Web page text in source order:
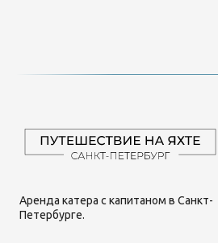
Аренда катера с капитаном в Санкт-
Петербурге.